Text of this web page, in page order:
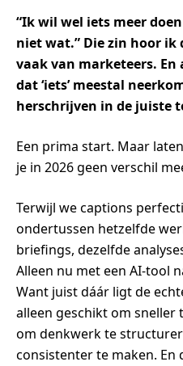
“Ik wil wel iets meer
niet wat.” Die zin hoor
vaak van marketeers.
dat ‘iets’ meestal
herschrijven in de juiste
Een prima start. Maar
je in 2026 geen verschil
Terwijl we captions
ondertussen hetzelfde
briefings, dezelfde
Alleen nu met een AI-tool
Want juist dáár ligt de
alleen geschikt om sneller
om denkwerk te
consistenter te maken. En